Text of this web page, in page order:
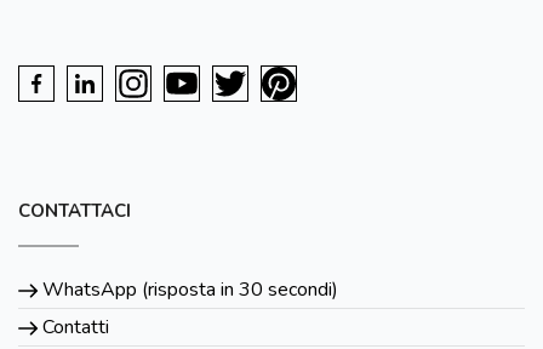
CONTATTACI
WhatsApp (risposta in 30 secondi)
Contatti